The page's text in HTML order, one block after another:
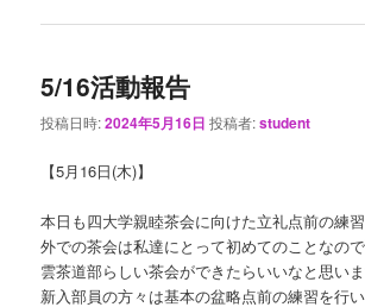
5/16活動報告
投稿日時:2024年5月16日 投稿者:student
【5月16日(木)】
本日も四大学親睦茶会に向けた立礼点前の練
外での茶会は私達にとって初めてのことなの
雲茶道部らしい茶会ができたらいいなと思いま
新入部員の方々は基本の盆略点前の練習を行